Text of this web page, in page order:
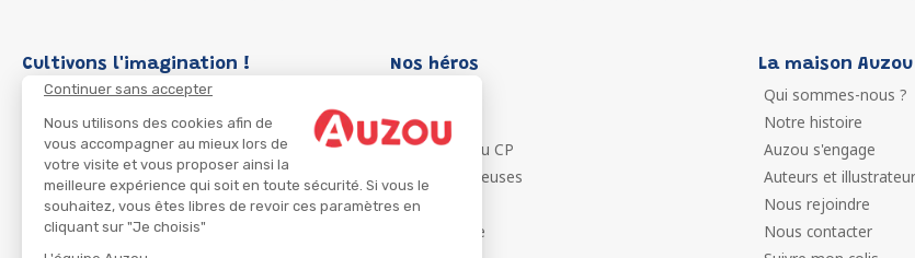
Continuer sans accepter
Nous utilisons des cookies afin de
vous accompagner au mieux lors de
votre visite et vous proposer ainsi la
meilleure expérience qui soit en toute sécurité. Si vous le
souhaitez, vous êtes libres de revoir ces paramètres en
cliquant sur "Je choisis"
Cultivons l'imagination ! Nos héros
P'tit Loup
Les Héros du CP
Les Influenceuses
Migali
Petite Taupe
La maison Auzou
Qui sommes-nous ?
Notre histoire
Auzou s'engage
Auteurs et
Nous rejoindre
Nous contacter